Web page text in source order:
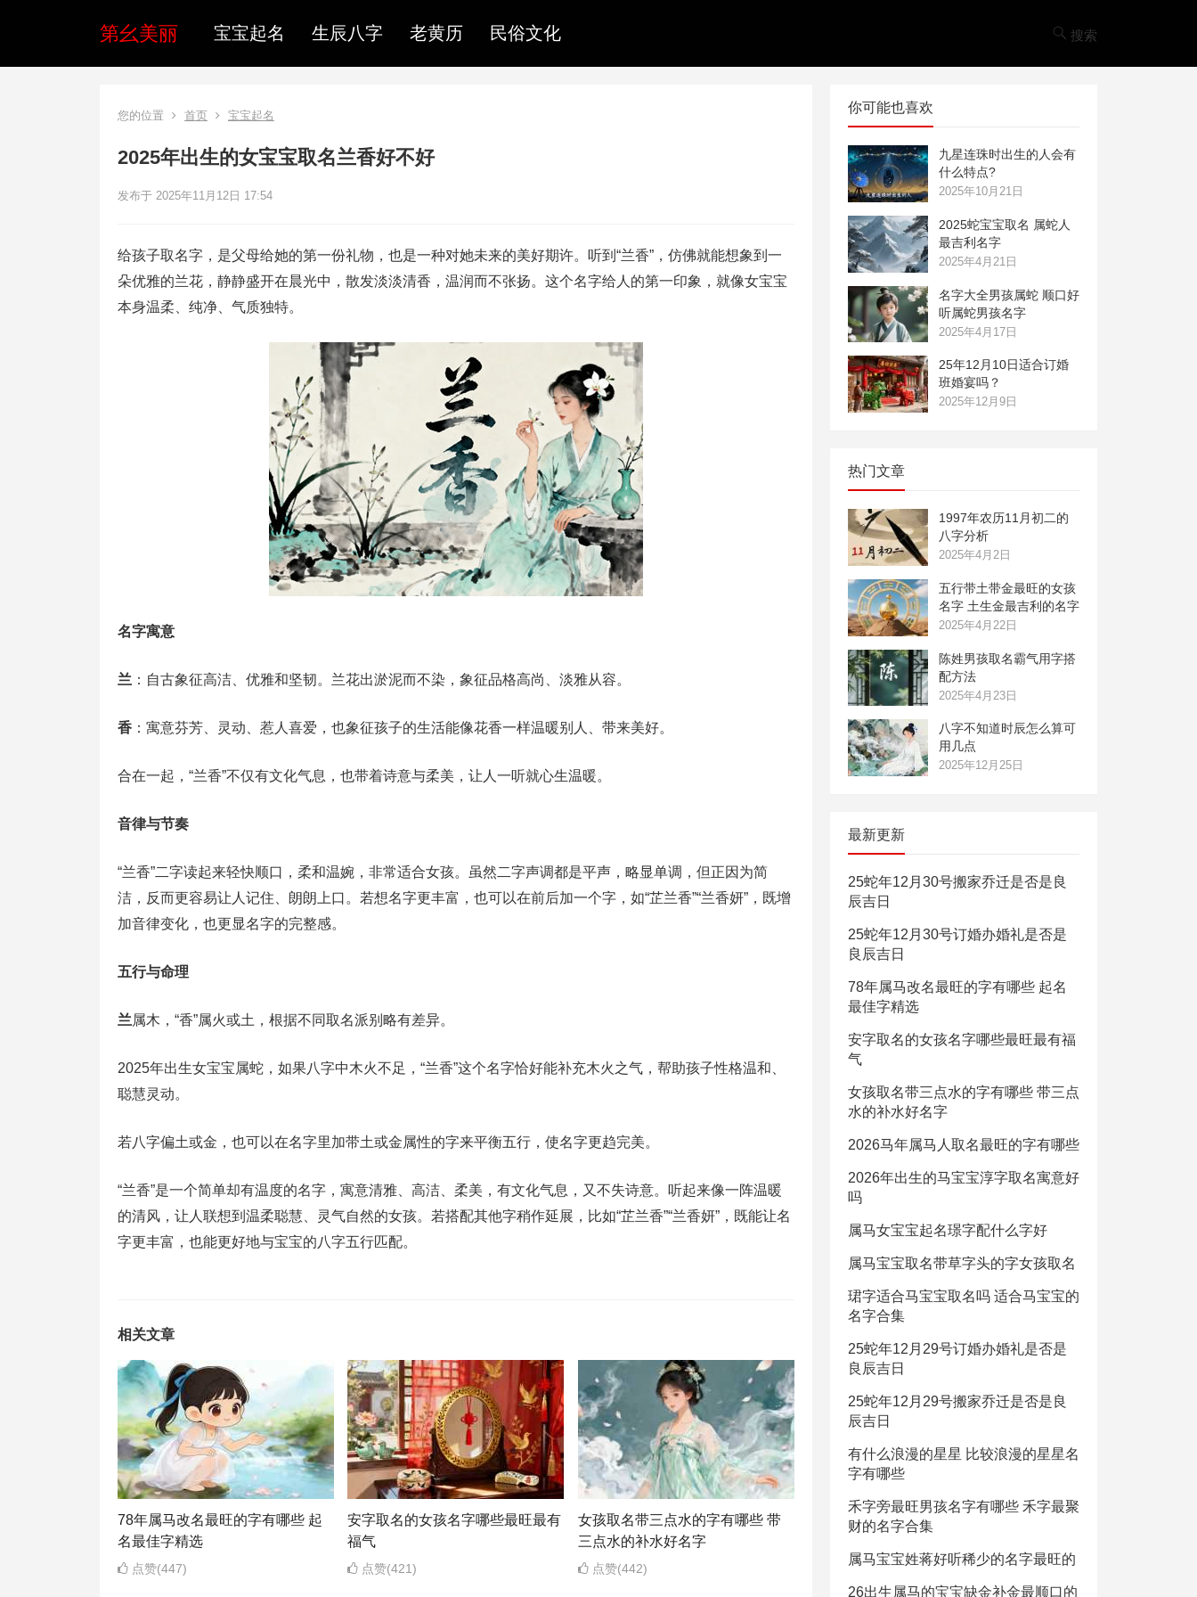
第幺美丽 宝宝起名 生辰八字 老黄历 民俗文化 搜索
您的位置 首页 宝宝起名
2025年出生的女宝宝取名兰香好不好
发布于 2025年11月12日 17:54
给孩子取名字，是父母给她的第一份礼物，也是一种对她未来的美好期许。听到“兰香”，仿佛就能想象到一
朵优雅的兰花，静静盛开在晨光中，散发淡淡清香，温润而不张扬。这个名字给人的第一印象，就像女宝宝
本身温柔、纯净、气质独特。
名字寓意
兰 ：自古象征高洁、优雅和坚韧。兰花出淤泥而不染，象征品格高尚、淡雅从容。
香 ：寓意芬芳、灵动、惹人喜爱，也象征孩子的生活能像花香一样温暖别人、带来美好。
合在一起，“兰香”不仅有文化气息，也带着诗意与柔美，让人一听就心生温暖。
音律与节奏
“兰香”二字读起来轻快顺口，柔和温婉，非常适合女孩。虽然二字声调都是平声，略显单调，但正因为简
洁，反而更容易让人记住、朗朗上口。若想名字更丰富，也可以在前后加一个字，如“芷兰香”“兰香妍”，既增
加音律变化，也更显名字的完整感。
五行与命理
兰属木，“香”属火或土，根据不同取名派别略有差异。
2025年出生女宝宝属蛇，如果八字中木火不足，“兰香”这个名字恰好能补充木火之气，帮助孩子性格温和、
聪慧灵动。
若八字偏土或金，也可以在名字里加带土或金属性的字来平衡五行，使名字更趋完美。
“兰香”是一个简单却有温度的名字，寓意清雅、高洁、柔美，有文化气息，又不失诗意。听起来像一阵温暖
的清风，让人联想到温柔聪慧、灵气自然的女孩。若搭配其他字稍作延展，比如“芷兰香”“兰香妍”，既能让名
字更丰富，也能更好地与宝宝的八字五行匹配。
相关文章
78年属马改名最旺的字有哪些 起
名最佳字精选
点赞(447)
安字取名的女孩名字哪些最旺最有
福气
点赞(421)
女孩取名带三点水的字有哪些 带
三点水的补水好名字
点赞(442)
你可能也喜欢
九星连珠时出生的人会有
什么特点?
2025年10月21日
2025蛇宝宝取名 属蛇人
最吉利名字
2025年4月21日
名字大全男孩属蛇 顺口好
听属蛇男孩名字
2025年4月17日
25年12月10日适合订婚
班婚宴吗？
2025年12月9日
热门文章
1997年农历11月初二的
八字分析
2025年4月2日
五行带土带金最旺的女孩
名字 土生金最吉利的名字
2025年4月22日
陈姓男孩取名霸气用字搭
配方法
2025年4月23日
八字不知道时辰怎么算可
用几点
2025年12月25日
最新更新
25蛇年12月30号搬家乔迁是否是良
辰吉日
25蛇年12月30号订婚办婚礼是否是
良辰吉日
78年属马改名最旺的字有哪些 起名
最佳字精选
安字取名的女孩名字哪些最旺最有福
气
女孩取名带三点水的字有哪些 带三点
水的补水好名字
2026马年属马人取名最旺的字有哪些
2026年出生的马宝宝淳字取名寓意好
吗
属马女宝宝起名璟字配什么字好
属马宝宝取名带草字头的字女孩取名
珺字适合马宝宝取名吗 适合马宝宝的
名字合集
25蛇年12月29号订婚办婚礼是否是
良辰吉日
25蛇年12月29号搬家乔迁是否是良
辰吉日
有什么浪漫的星星 比较浪漫的星星名
字有哪些
禾字旁最旺男孩名字有哪些 禾字最聚
财的名字合集
属马宝宝姓蒋好听稀少的名字最旺的
26出生属马的宝宝缺金补金最顺口的